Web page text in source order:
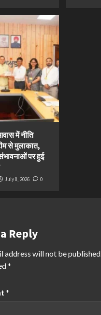
में नीति
से मुलाकात,
पर हुई
July 8, 2026 0
Reply
address will not be published.
*
*